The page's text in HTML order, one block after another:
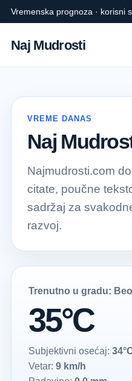
Vremenska prognoza · korisni
Naj Mudrosti
VREME DANAS
Naj
Najmudrosti.com
citate, poučne
sadržaj za
razvoj.
Trenutno u gradu:
35°C
Subjektivni osećaj:
Vetar: 9 km/h